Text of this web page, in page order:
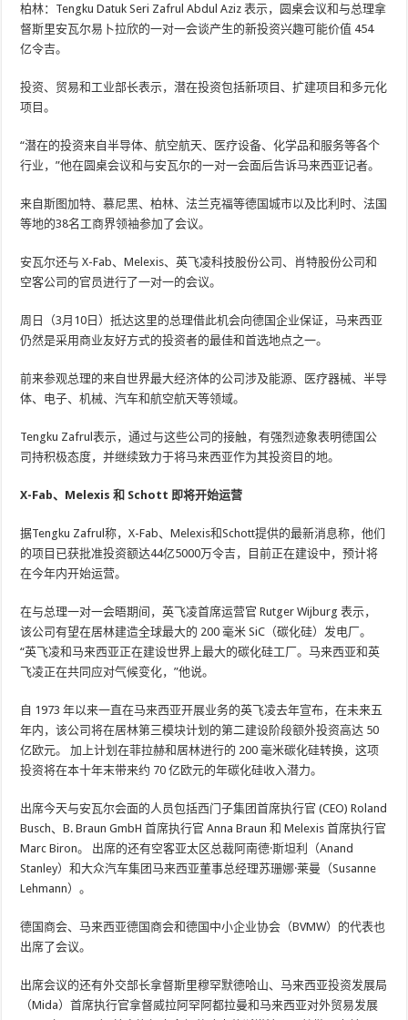
柏林：Tengku Datuk Seri Zafrul Abdul Aziz 表示，圆桌会议和与总理拿
督斯里安瓦尔易卜拉欣的一对一会谈产生的新投资兴趣可能价值 454
亿令吉。
投资、贸易和工业部长表示，潜在投资包括新项目、扩建项目和多元化
项目。
“潜在的投资来自半导体、航空航天、医疗设备、化学品和服务等各个
行业，”他在圆桌会议和与安瓦尔的一对一会面后告诉马来西亚记者。
来自斯图加特、慕尼黑、柏林、法兰克福等德国城市以及比利时、法国
等地的38名工商界领袖参加了会议。
安瓦尔还与 X-Fab、Melexis、英飞凌科技股份公司、肖特股份公司和
空客公司的官员进行了一对一的会议。
周日（3月10日）抵达这里的总理借此机会向德国企业保证，马来西亚
仍然是采用商业友好方式的投资者的最佳和首选地点之一。
前来参观总理的来自世界最大经济体的公司涉及能源、医疗器械、半导
体、电子、机械、汽车和航空航天等领域。
Tengku Zafrul表示，通过与这些公司的接触，有强烈迹象表明德国公
司持积极态度，并继续致力于将马来西亚作为其投资目的地。
X-Fab、Melexis 和 Schott 即将开始运营
据Tengku Zafrul称，X-Fab、Melexis和Schott提供的最新消息称，他们
的项目已获批准投资额达44亿5000万令吉，目前正在建设中，预计将
在今年内开始运营。
在与总理一对一会晤期间，英飞凌首席运营官 Rutger Wijburg 表示，
该公司有望在居林建造全球最大的 200 毫米 SiC（碳化硅）发电厂。
“英飞凌和马来西亚正在建设世界上最大的碳化硅工厂。马来西亚和英
飞凌正在共同应对气候变化，”他说。
自 1973 年以来一直在马来西亚开展业务的英飞凌去年宣布，在未来五
年内，该公司将在居林第三模块计划的第二建设阶段额外投资高达 50
亿欧元。 加上计划在菲拉赫和居林进行的 200 毫米碳化硅转换，这项
投资将在本十年末带来约 70 亿欧元的年碳化硅收入潜力。
出席今天与安瓦尔会面的人员包括西门子集团首席执行官 (CEO) Roland
Busch、B. Braun GmbH 首席执行官 Anna Braun 和 Melexis 首席执行官
Marc Biron。 出席的还有空客亚太区总裁阿南德·斯坦利（Anand
Stanley）和大众汽车集团马来西亚董事总经理苏珊娜·莱曼（Susanne
Lehmann）。
德国商会、马来西亚德国商会和德国中小企业协会（BVMW）的代表也
出席了会议。
出席会议的还有外交部长拿督斯里穆罕默德哈山、马来西亚投资发展局
（Mida）首席执行官拿督威拉阿罕阿都拉曼和马来西亚对外贸易发展